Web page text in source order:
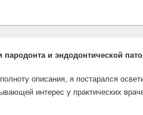
и эндодонтической
описания, я постарался
интерес у практических